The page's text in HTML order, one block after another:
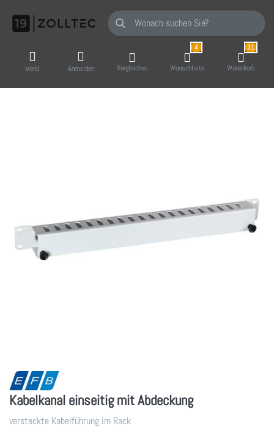
Geben Sie einen Suchbegriff ein. Während
Menü Anmelden Vergleichen
4
Wunschliste
31
Warenkorb
Kabelkanal einseitig mit Abdeckung
versteckte Kabelführung im Rack